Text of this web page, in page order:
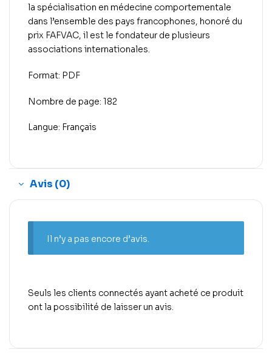
la spécialisation en médecine comportementale
dans l’ensemble des pays francophones, honoré du
prix FAFVAC, il est le fondateur de plusieurs
associations internationales.
Format: PDF
Nombre de page: 182
Langue: Français
Avis (0)
Il n’y a pas encore d’avis.
Seuls les clients connectés ayant acheté ce produit
ont la possibilité de laisser un avis.